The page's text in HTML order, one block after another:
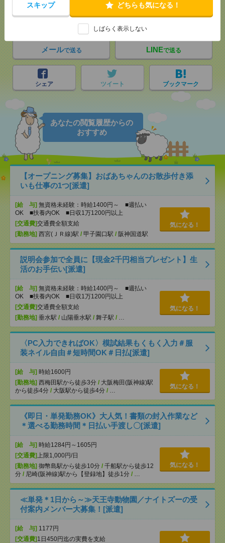
スキップ どちらも気になる！
しばらく表示しない
気になる！ 電話応募
メールで送る LINEで送る
シェア ツイート ブックマーク
あなたの閲覧履歴からの
おすすめ
【オープニング募集】おばあちゃんのお散歩付き添
いも仕事の1つ[派遣]
[給 与] 無資格未経験：時給1400円～ ■週払い
OK ■扶養内OK ■日収1万1200円以上
[交通費]交通費全額支給
[勤務地] 西宮(ＪＲ線)駅 / 甲子園口駅 / 阪神国道駅
気になる！
説明会参加で全員に【現金2千円相当プレゼント】生
活のお手伝い[派遣]
[給 与] 無資格未経験：時給1400円～ ■週払い
OK ■扶養内OK ■日収1万1200円以上
[交通費]交通費全額支給
[勤務地] 垂水駅 / 山陽垂水駅 / 舞子駅 / …
気になる！
〈PC入力できればOK〉模試結果もくもく入力＃服
装ネイル自由＃短時間OK＃日払[派遣]
[給 与] 時給1600円
[勤務地] 西梅田駅から徒歩3分 / 大阪梅田(阪神線)駅
から徒歩4分 / 大阪駅から徒歩4分 / …
気になる！
《即日・単発勤務OK》大人気！書類の封入作業など
＊選べる勤務時間＊日払い手渡し〇[派遣]
[給 与] 時給1284円～1605円
[交通費] 上限1,000円/日
[勤務地] 御幣島駅から徒歩10分 / 千船駅から徒歩12
分 / 尼崎(阪神線)駅から【登録地】徒歩1分 / …
気になる！
≪単発＊1日から～≫天王寺動物園／ナイトズーの受
付案内メンバー大募集！[派遣]
[給 与] 1177円
[交通費] 1日450円迄の実費を支給